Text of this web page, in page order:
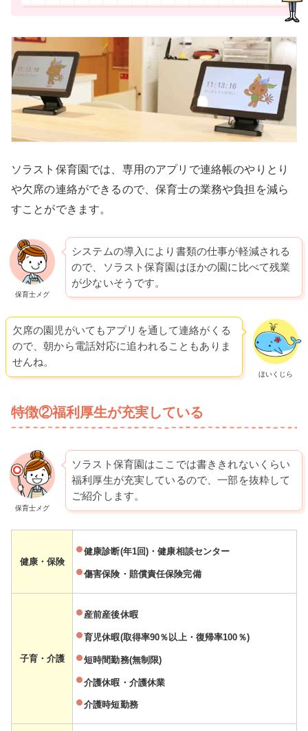
ソラスト保育園では、専用のアプリで連絡帳のやりとり
や欠席の連絡ができるので、保育士の業務や負担を減ら
すことができます。
保育士メグ
システムの導入により書類の仕事が軽減される
ので、ソラスト保育園はほかの園に比べて残業
が少ないそうです。
ほいくじら
欠席の園児がいてもアプリを通して連絡がくる
ので、朝から電話対応に追われることもありま
せんね。
特徴②福利厚生が充実している
保育士メグ
ソラスト保育園はここでは書ききれないくらい
福利厚生が充実しているので、一部を抜粋して
ご紹介します。
健康・保険
健康診断(年1回)・健康相談センター
傷害保険・賠償責任保険完備
子育・介護
産前産後休暇
育児休暇(取得率90％以上・復帰率100％)
短時間勤務(無制限)
介護休暇・介護休業
介護時短勤務